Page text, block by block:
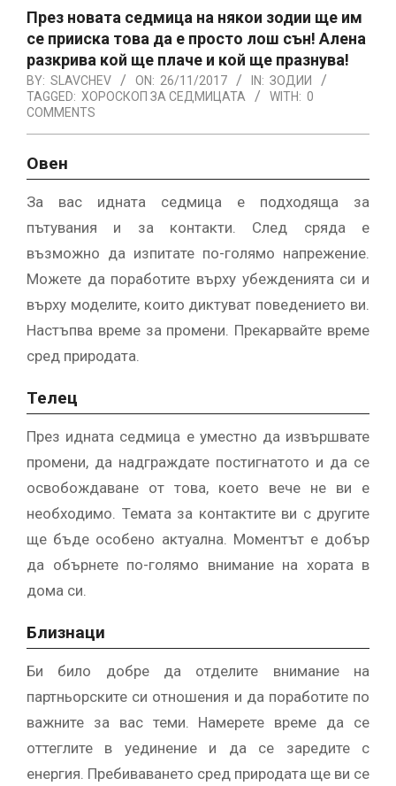
През новата седмица на някои зодии ще им
се прииска това да е просто лош сън! Алена
разкрива кой ще плаче и кой ще празнува!
BY: SLAVCHEV ON: 26/11/2017 IN: ЗОДИИ
TAGGED: ХОРОСКОП ЗА СЕДМИЦАТА WITH: 0
COMMENTS
Овен
За вас идната седмица е подходяща за
пътувания и за контакти. След сряда е
възможно да изпитате по-голямо напрежение.
Можете да поработите върху убежденията си и
върху моделите, които диктуват поведението ви.
Настъпва време за промени. Прекарвайте време
сред природата.
Телец
През идната седмица е уместно да извършвате
промени, да надграждате постигнатото и да се
освобождаване от това, което вече не ви е
необходимо. Темата за контактите ви с другите
ще бъде особено актуална. Моментът е добър
да обърнете по-голямо внимание на хората в
дома си.
Близнаци
Би било добре да отделите внимание на
партньорските си отношения и да поработите по
важните за вас теми. Намерете време да се
оттеглите в уединение и да се заредите с
енергия. Пребиваването сред природата ще ви се